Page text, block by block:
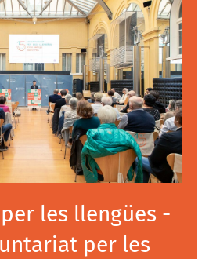
les llengües -
per les